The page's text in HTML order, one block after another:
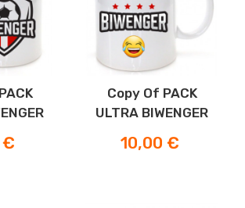
€
Copy Of PACK
ULTRA BIWENGER
Preis
10,00 €